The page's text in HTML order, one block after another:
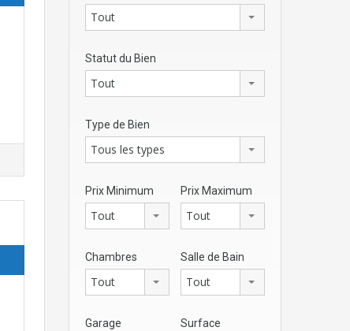
Tout
Statut du Bien
Tout
Type de Bien
Tous les types
Prix Minimum
Tout
Prix Maximum
Tout
Chambres
Tout
Salle de Bain
Tout
Garage
Surface